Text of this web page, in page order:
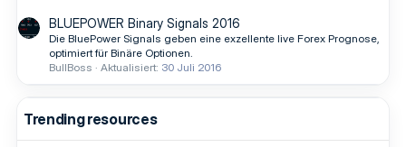
BLUEPOWER Binary Signals 2016
Die BluePower Signals geben eine exzellente live Forex Prognose,
optimiert für Binäre Optionen.
BullBoss
Aktualisiert: 30 Juli 2016
Trending resources